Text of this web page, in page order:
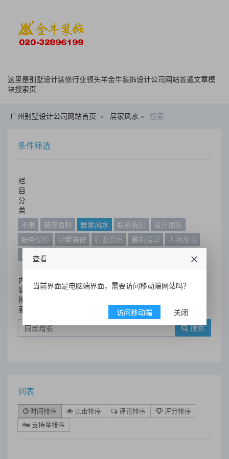
这里是别墅设计装修行业领头羊金牛装饰设计公司网站普通文章模
块搜索页
广州别墅设计公司网站首页 居家风水 搜索
条件筛选
栏
目
分
类
不限
装修百科 居家风水 联系我们
设计团队
服务保障
别墅装修 行业资讯 最新活动
人物故事
最新动态
内
容
搜
索
搜索
列表
时间排序 点击排序 评论排序
评分排序
支持量排序
查看
当前界面是电脑端界面，需要访问移动端网站吗？
访问移动端 关闭